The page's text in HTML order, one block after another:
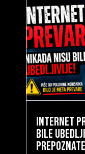
Internet
bile
prepoznate